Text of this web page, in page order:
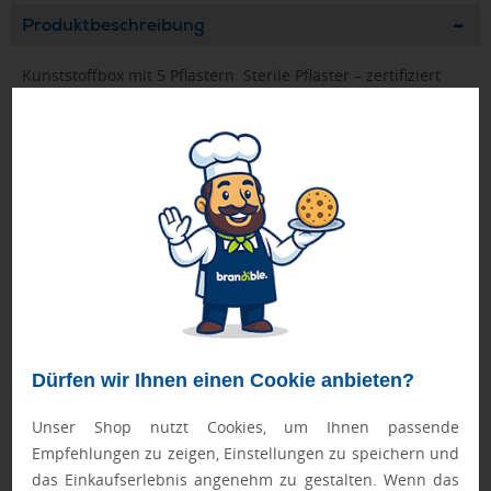
Dürfen wir Ihnen einen Cookie anbieten?
Unser Shop nutzt Cookies, um Ihnen passende
Empfehlungen zu zeigen, Einstellungen zu speichern und
das Einkaufserlebnis angenehm zu gestalten. Wenn das
Produktbeschreibung
Kunststoffbox mit 5 Pflastern. Sterile Pflaster – zertifiziert
Nur Produkte, die unserenQualitätscheck
schaffen es in den Shop.Mehr erfahren
Qualitätssicherung
Artikelnummer: 036-KC6949-22